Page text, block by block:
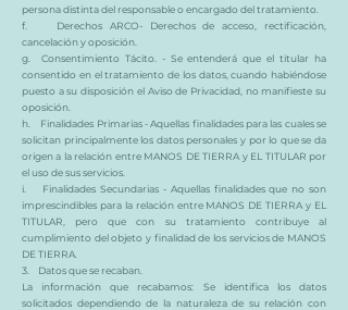
persona distinta del responsable o encargado del tratamiento.
f. Derechos ARCO- Derechos de acceso, rectificación,
cancelación y oposición.
g. Consentimiento Tácito. - Se entenderá que el titular ha
consentido en el tratamiento de los datos, cuando habiéndose
puesto a su disposición el Aviso de Privacidad, no manifieste su
oposición.
h. Finalidades Primarias - Aquellas finalidades para las cuales se
solicitan principalmente los datos personales y por lo que se da
origen a la relación entre MANOS DE TIERRA y EL TITULAR por
el uso de sus servicios.
i. Finalidades Secundarias - Aquellas finalidades que no son
imprescindibles para la relación entre MANOS DE TIERRA y EL
TITULAR, pero que con su tratamiento contribuye al
cumplimiento del objeto y finalidad de los servicios de MANOS
DE TIERRA.
3. Datos que se recaban.
La información que recabamos: Se identifica los datos
solicitados dependiendo de la naturaleza de su relación con